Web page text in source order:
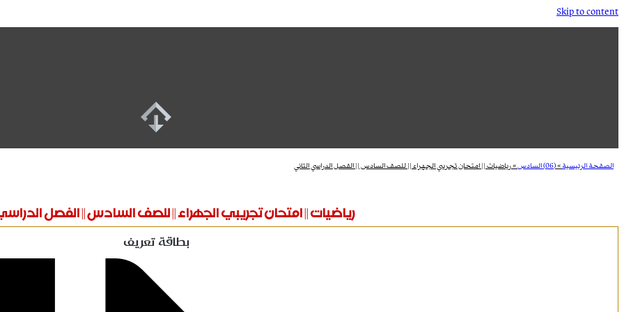
Skip to content
الصفحة الرئيسية»(06) السادس »رياضيات || امتحان تجريبي الجهراء || للصف السادس || الفصل الدراسي الثاني
رياضيات || امتحان تجريبي الجهراء || للصف السادس || الفصل
بطاقة تعريف